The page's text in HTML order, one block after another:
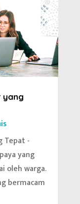
yang
Tepat -
yang
oleh warga.
bermacam